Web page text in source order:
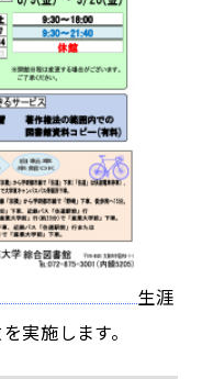
生涯
実施します。